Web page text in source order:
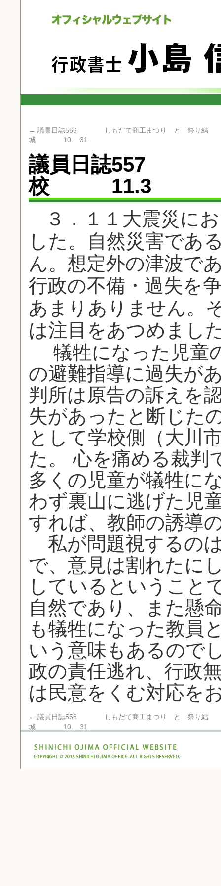
← 議員日誌556 しもだて商工まつり と 祭り結
城 10. 31
議員日誌557
校 11.3
３．１１大震災に
した。自然災害であ
ん。想定外の津波で
行政の不備・過失を
あまりありません。
は注目をあつめまし
犠牲になった児童
の避難指導に過失が
判所は原告の訴えを
失があったと断じた
として学校側（大川
た。 心を痛める裁判
多くの児童が犠牲に
わず裏山に逃げた児
すれば、教師の誘導
私が問題視するの
で、意見は割れたに
しているということ
自然であり、また懸
も犠牲になった教員
いう意味もあるので
政の責任逃れ、行政
は民意をくむ対応を
← 議員日誌556 しもだて商工まつり と 祭り結
城 10. 31